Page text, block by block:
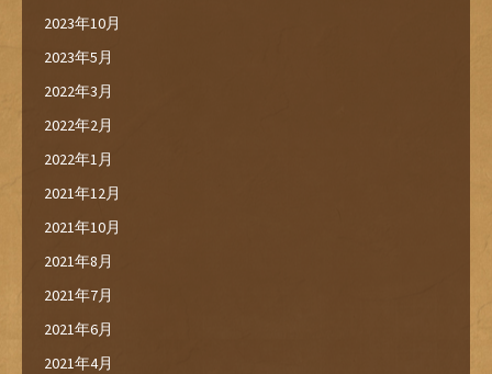
2023年10月
2023年5月
2022年3月
2022年2月
2022年1月
2021年12月
2021年10月
2021年8月
2021年7月
2021年6月
2021年4月